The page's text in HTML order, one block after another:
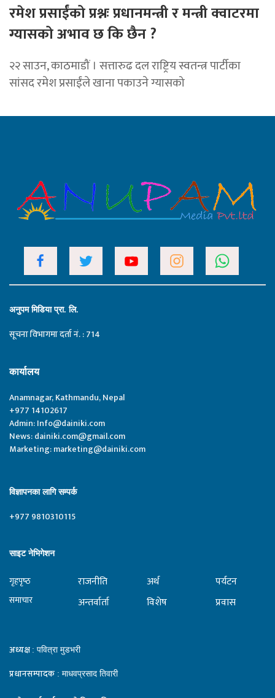
रमेश प्रसाईंको प्रश्नः प्रधानमन्त्री र मन्त्री क्वाटरमा
ग्यासको अभाव छ कि छैन ?
२२ साउन, काठमाडौं । सत्तारुढ दल राष्ट्रिय स्वतन्त्र पार्टीका
सांसद रमेश प्रसाईंले खाना पकाउने ग्यासको
अनुपम मिडिया प्रा. लि.
सूचना विभागमा दर्ता नं. : 714
कार्यालय
Anamnagar, Kathmandu, Nepal
+977 14102617
Admin:Info@dainiki.com
News:dainiki.com@gmail.com
Marketing:marketing@dainiki.com
विज्ञापनका लागि सम्पर्क
+977 9810310115
साइट नेभिगेशन
गृहपृष्‍ठ
समाचार
राजनीति
अन्तर्वार्ता
अर्थ
विशेष
पर्यटन
प्रवास
अध्यक्ष : पवित्रा मुडभरी
प्रधानसम्पादक : माधवप्रसाद तिवारी